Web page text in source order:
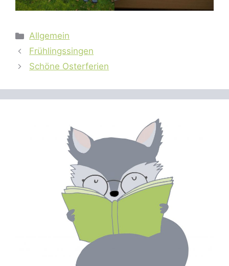
Kategorien
Allgemein
Frühlingssingen
Schöne Osterferien